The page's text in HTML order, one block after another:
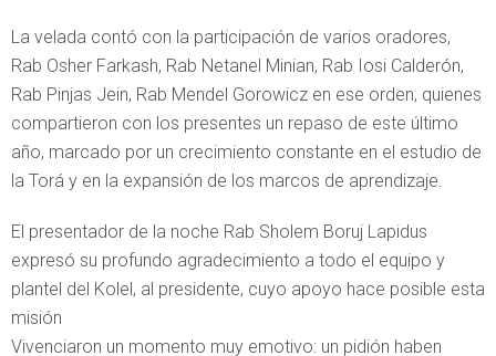
La velada contó con la participación de varios oradores,
Rab Osher Farkash, Rab Netanel Minian, Rab Iosi Calderón,
Rab Pinjas Jein, Rab Mendel Gorowicz en ese orden, quienes
compartieron con los presentes un repaso de este último
año, marcado por un crecimiento constante en el estudio de
la Torá y en la expansión de los marcos de aprendizaje.
El presentador de la noche Rab Sholem Boruj Lapidus
expresó su profundo agradecimiento a todo el equipo y
plantel del Kolel, al presidente, cuyo apoyo hace posible esta
misión
Vivenciaron un momento muy emotivo: un pidión haben